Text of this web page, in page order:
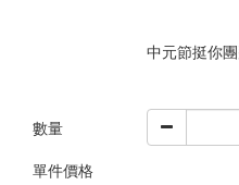
中元節挺你
數量
單件價格